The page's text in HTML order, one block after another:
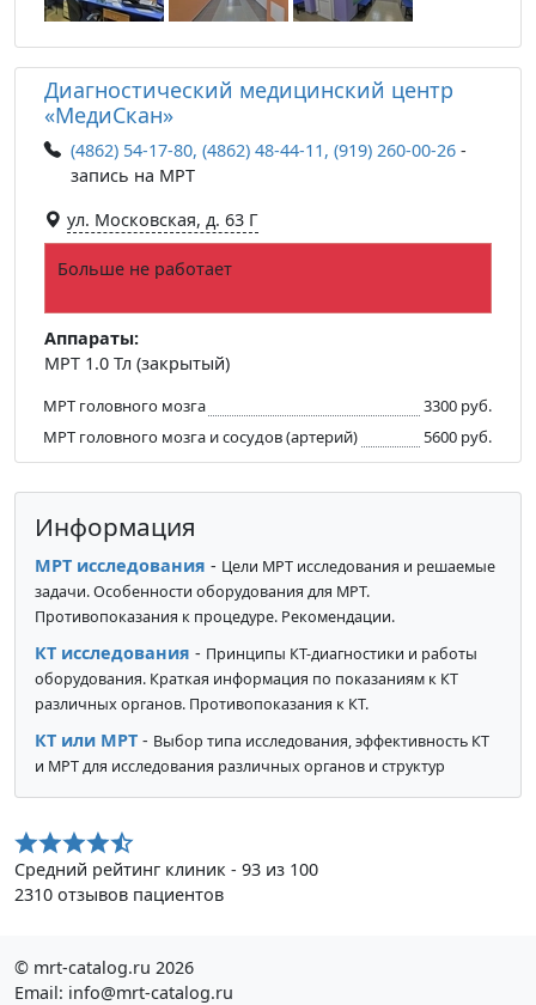
Диагностический медицинский центр
«МедиСкан»
(4862) 54-17-80, (4862) 48-44-11, (919) 260-00-26 -
запись на МРТ
ул. Московская, д. 63 Г
Больше не работает
Аппараты:
МРТ 1.0 Тл (закрытый)
МРТ головного мозга
3300 руб.
МРТ головного мозга и сосудов (артерий)
5600 руб.
Информация
МРТ исследования - Цели МРТ исследования и решаемые
задачи. Особенности оборудования для МРТ.
Противопоказания к процедуре. Рекомендации.
КТ исследования - Принципы КТ-диагностики и работы
оборудования. Краткая информация по показаниям к КТ
различных органов. Противопоказания к КТ.
КТ или МРТ - Выбор типа исследования, эффективность КТ
и МРТ для исследования различных органов и структур
Средний рейтинг клиник - 93 из 100
2310 отзывов пациентов
© mrt-catalog.ru 2026
Email: info@mrt-catalog.ru